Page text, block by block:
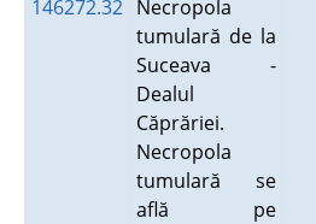
146272.32 Necropola
tumulară de la
Suceava -
Dealul
Căprăriei.
Necropola
tumulară se
află pe